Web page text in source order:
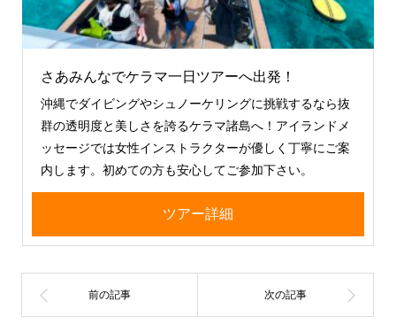
さあみんなでケラマ一日ツアーへ出発！
沖縄でダイビングやシュノーケリングに挑戦するなら抜
群の透明度と美しさを誇るケラマ諸島へ！アイランドメ
ッセージでは女性インストラクターが優しく丁寧にご案
内します。初めての方も安心してご参加下さい。
ツアー詳細